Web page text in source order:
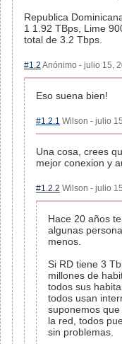
Republica
1 1.92 TBps, Lime
total de 3.2 Tbps.
#1.2 Anónimo - julio 15,
Eso suena bien!
#1.2.1 Wilson - julio
Una cosa, crees
mejor conexion y
#1.2.2 Wilson - julio
Hace 20 años
algunas
menos.
Si RD tiene 3
millones de
todos sus
todos usan
suponemos
la red, todos
sin problemas.